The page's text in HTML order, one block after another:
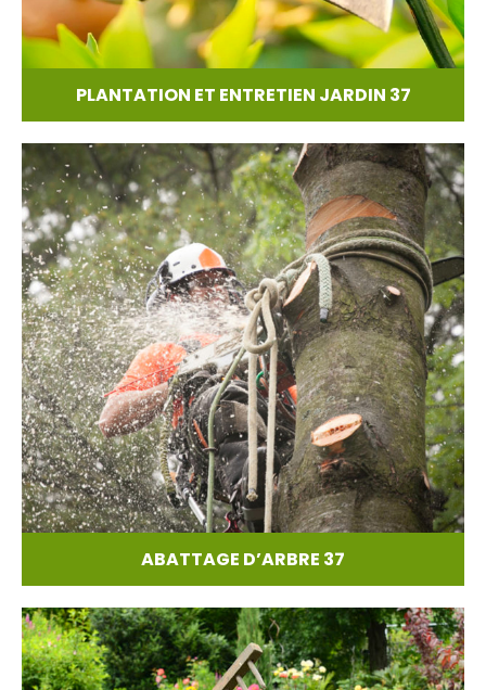
PLANTATION ET ENTRETIEN JARDIN 37
ABATTAGE D’ARBRE 37